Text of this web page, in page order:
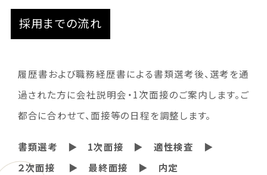
採用までの流れ
履歴書および職務経歴書による書類選考後、選考を通
過された方に会社説明会・1次面接のご案内します。ご
都合に合わせて、面接等の日程を調整します。
書類選考 ▶︎ 1次面接 ▶︎ 適性検査 ▶︎
２次面接 ▶︎ 最終面接 ▶︎ 内定